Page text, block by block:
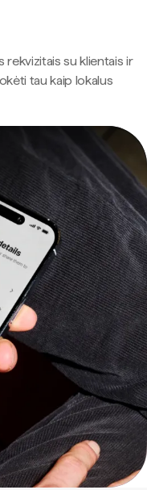
rekvizitais su klientais ir
tau kaip lokalus